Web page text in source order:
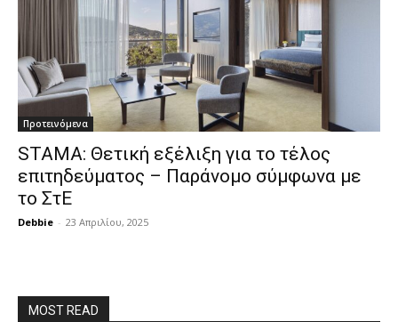
Προτεινόμενα
STAMA: Θετική εξέλιξη για το τέλος
επιτηδεύματος – Παράνομο σύμφωνα με
το ΣτΕ
Debbie - 23 Απριλίου, 2025
MOST READ